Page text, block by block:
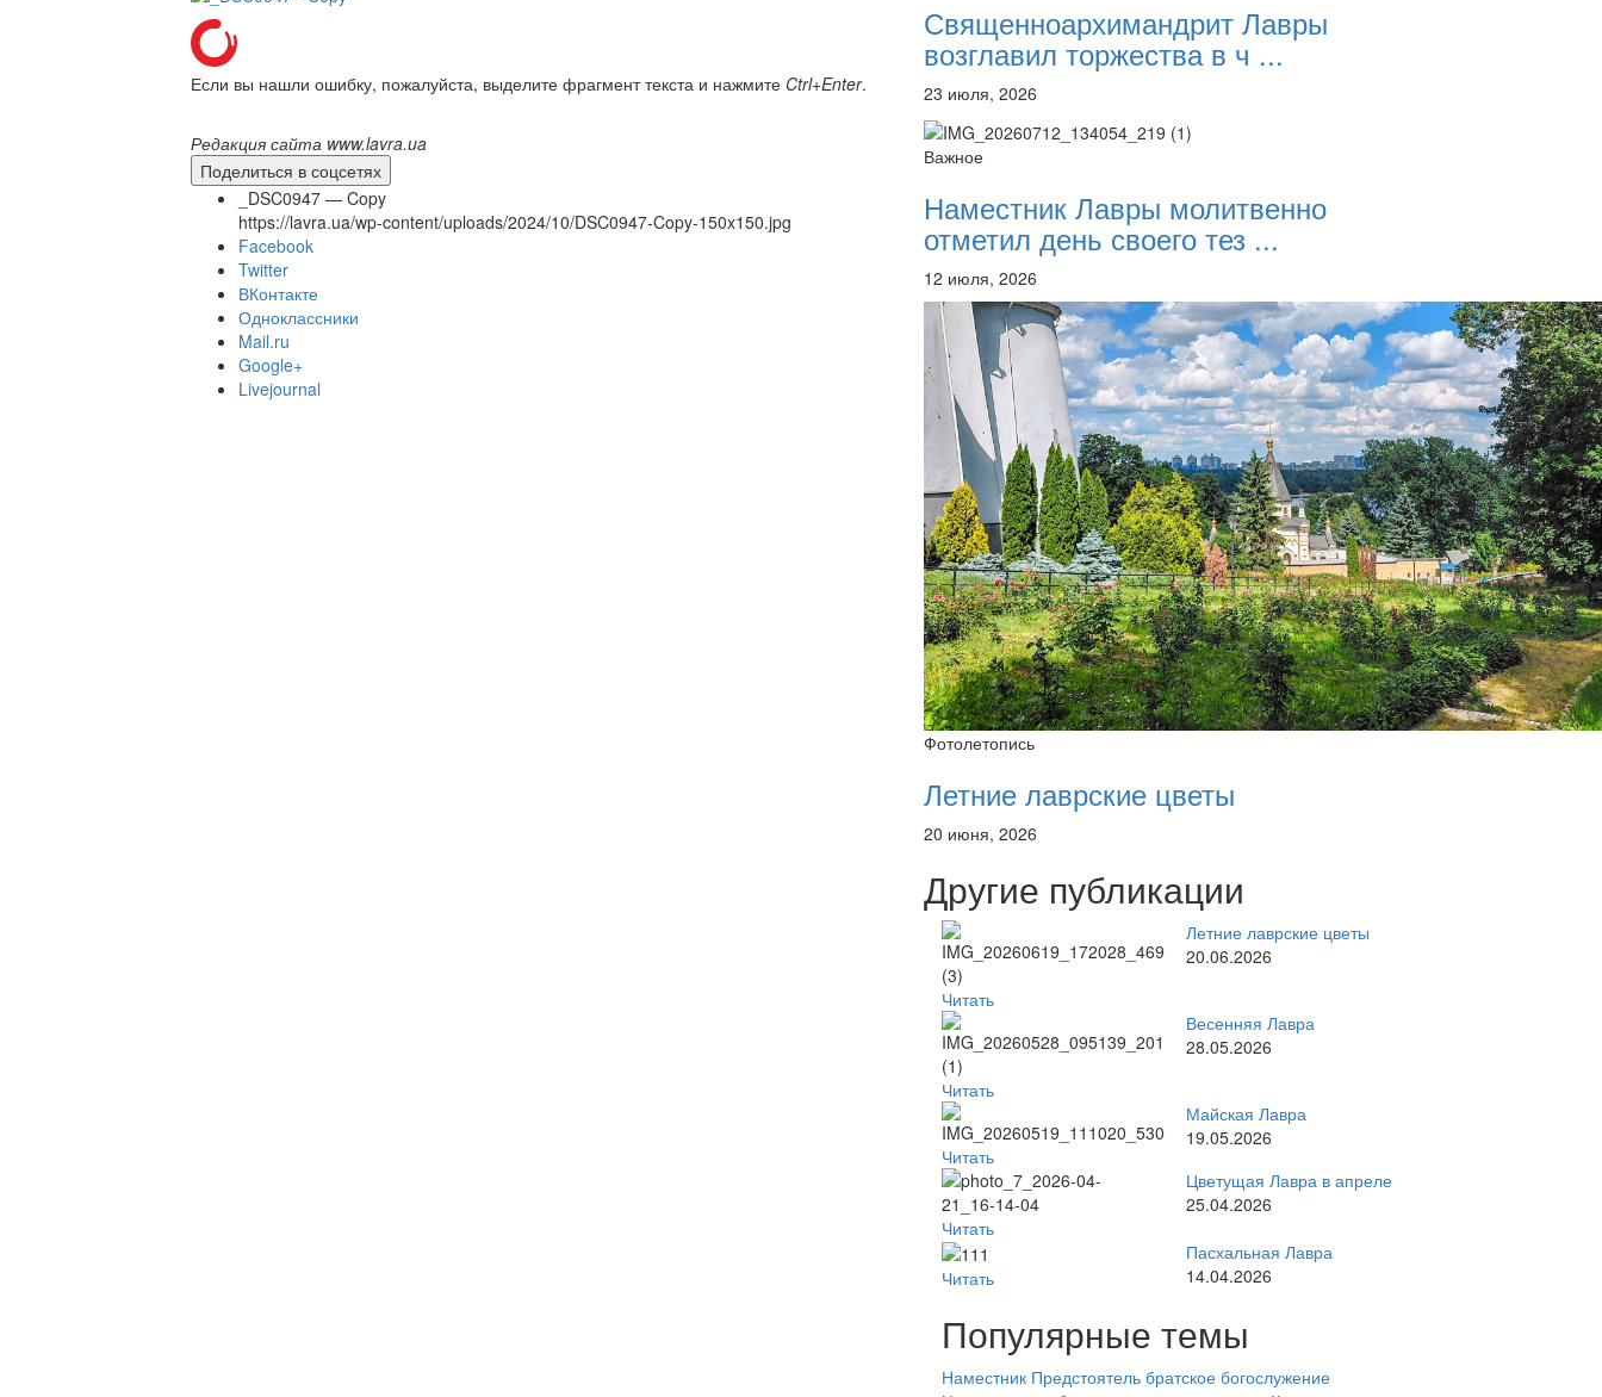
12 сентября 2015Название трансляции
12 сентября 2015Название трансляции
Название трансляции
12 сентября 2015Название трансляции
Перейти к архиву
Если вы нашли ошибку, пожалуйста, выделите фрагмент текста и нажмите Ctrl+Enter.
Редакция сайта www.lavra.ua
Поделиться в соцсетях
_DSC0947 — Copy
https://lavra.ua/wp-content/uploads/2024/10/DSC0947-Copy-150x150.jpg
Facebook
Twitter
ВКонтакте
Одноклассники
Mail.ru
Google+
Livejournal
Священноархимандрит Лавры
возглавил торжества в ч ...
23 июля, 2026
Важное
Наместник Лавры молитвенно
отметил день своего тез ...
12 июля, 2026
Фотолетопись
Летние лаврские цветы
20 июня, 2026
Другие публикации
Читать
Летние лаврские цветы
20.06.2026
Читать
Весенняя Лавра
28.05.2026
Читать
Майская Лавра
19.05.2026
Читать
Цветущая Лавра в апреле
25.04.2026
Читать
Пасхальная Лавра
14.04.2026
Популярные темы
Наместник Предстоятель братское богослужение